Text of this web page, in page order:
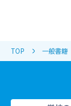
TOP 一般書籍